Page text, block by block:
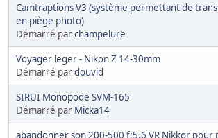
Camtraptions V3 (système permettant de
en piège photo)
Démarré parchampelure
Voyager leger - Nikon Z 14-30mm
Démarré pardouvid
SIRUI Monopode SVM-165
Démarré par Micka14
abandonner son 200-500 f;5.6 VR Nikkor pour